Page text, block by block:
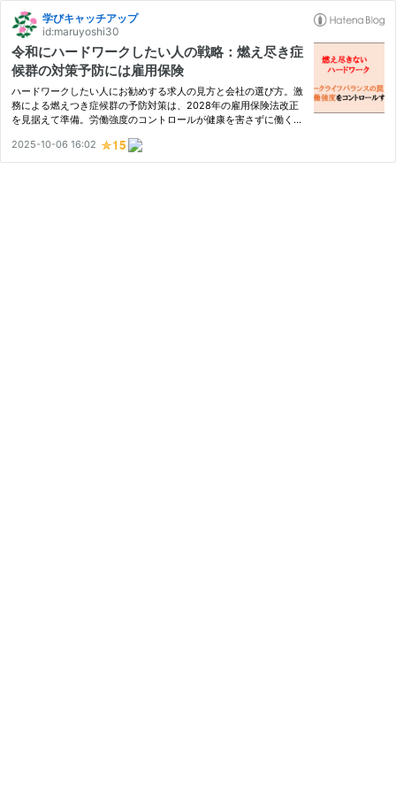
学びキャッチアップ
id:maruyoshi30
令和にハードワークしたい人の戦略：燃え尽き症
候群の対策予防には雇用保険
ハードワークしたい人にお勧めする求人の見方と会社の選び方。激
務による燃えつき症候群の予防対策は、2028年の雇用保険法改正
を見据えて準備。労働強度のコントロールが健康を害さずに働くポ
2025-10-06 16:02